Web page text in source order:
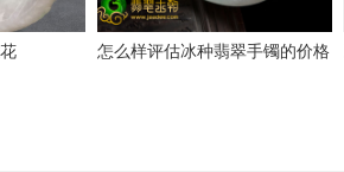
怎么样评估冰种翡翠手镯的价格